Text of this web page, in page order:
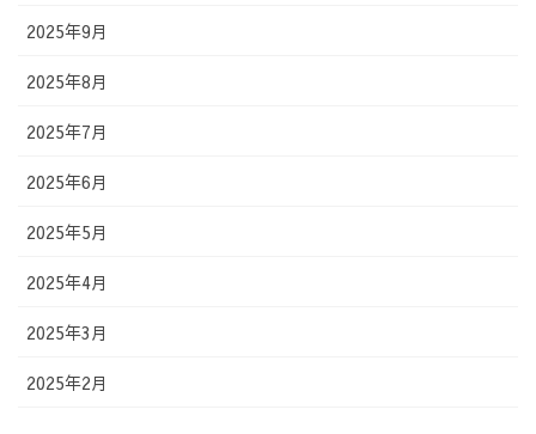
2025年9月
2025年8月
2025年7月
2025年6月
2025年5月
2025年4月
2025年3月
2025年2月